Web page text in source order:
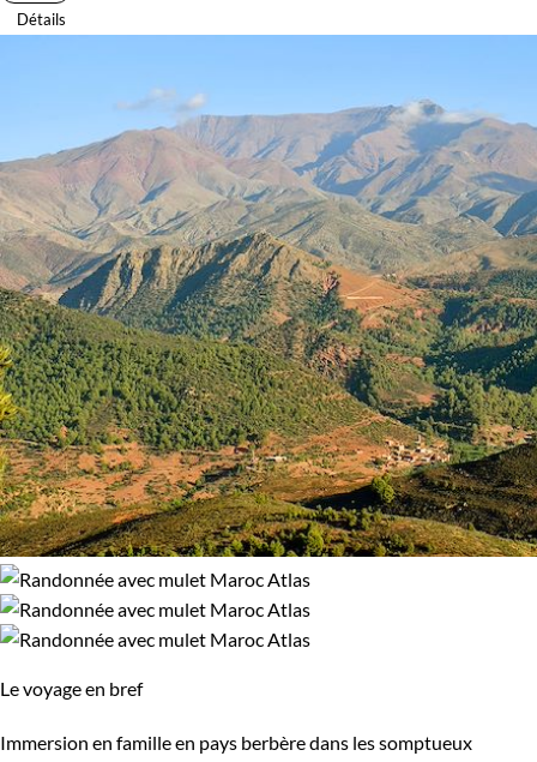
Détails
Le voyage en bref
Immersion en famille en pays berbère dans les somptueux